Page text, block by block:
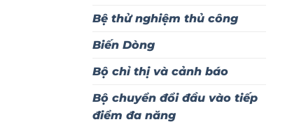
Bệ thử nghiệm thủ công
Biến Dòng
Bộ chỉ thị và cảnh báo
Bộ chuyển đổi đầu vào tiếp
điểm đa năng